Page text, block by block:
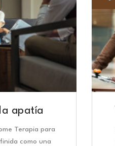
apatía
Terapia para
como una